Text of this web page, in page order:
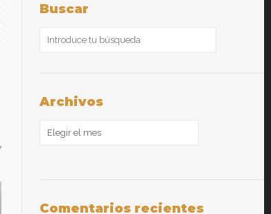
Buscar
Archivos
Archivos
Comentarios recientes